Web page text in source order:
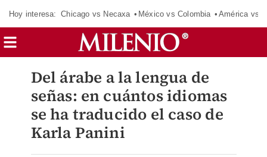
Hoy interesa: Chicago vs Necaxa México vs Colombia América vs
Del árabe a la lengua de
señas: en cuántos idiomas
se ha traducido el caso de
Karla Panini